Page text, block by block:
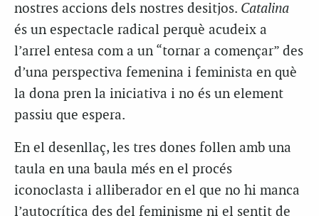
nostres accions dels nostres desitjos. Catalina
és un espectacle radical perquè acudeix a
l’arrel entesa com a un “tornar a començar” des
d’una perspectiva femenina i feminista en què
la dona pren la iniciativa i no és un element
passiu que espera.
En el desenllaç, les tres dones follen amb una
taula en una baula més en el procés
iconoclasta i alliberador en el que no hi manca
l’autocrítica des del feminisme ni el sentit de